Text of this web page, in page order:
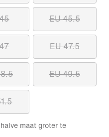
EU 45.5
EU 47.5
EU 49.5
maat groter te